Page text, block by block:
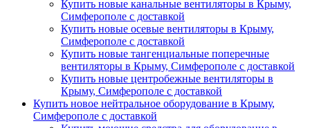
Купить новые канальные вентиляторы в Крыму,
Симферополе с доставкой
Купить новые осевые вентиляторы в Крыму,
Симферополе с доставкой
Купить новые тангенциальные поперечные
вентиляторы в Крыму, Симферополе с доставкой
Купить новые центробежные вентиляторы в
Крыму, Симферополе с доставкой
Купить новое нейтральное оборудование в Крыму,
Симферополе с доставкой